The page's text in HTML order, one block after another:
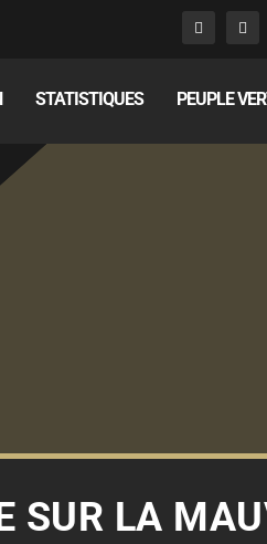
STATISTIQUES PEUPLE
SUR LA